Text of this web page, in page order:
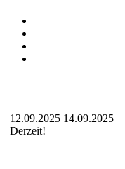
12.09.2025 14.09.2025
Derzeit!